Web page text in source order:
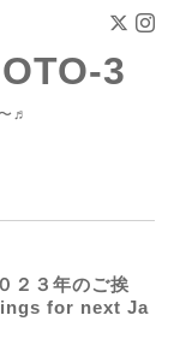
3
♬
２３年のご挨
for next Ja